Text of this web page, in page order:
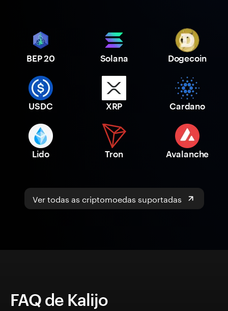
BEP 20 Solana Dogecoin
USDC XRP Cardano
Lido Tron Avalanche
Ver todas as criptomoedas suportadas
FAQ de Kalijo